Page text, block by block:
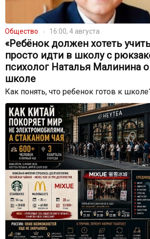
Общество 16:00, 4 августа
«Ребёнок должен хотеть
просто идти в школу с
психолог Наталья Малинина
школе
Как понять, что ребенок готов к